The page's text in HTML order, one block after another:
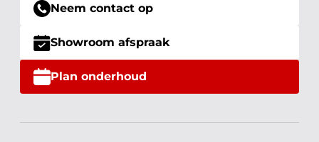
Neem contact op
Showroom afspraak
Plan onderhoud